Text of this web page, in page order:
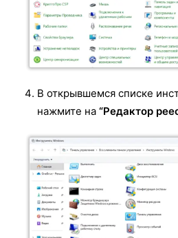
В открывшемся списке
нажмите на “Редактор